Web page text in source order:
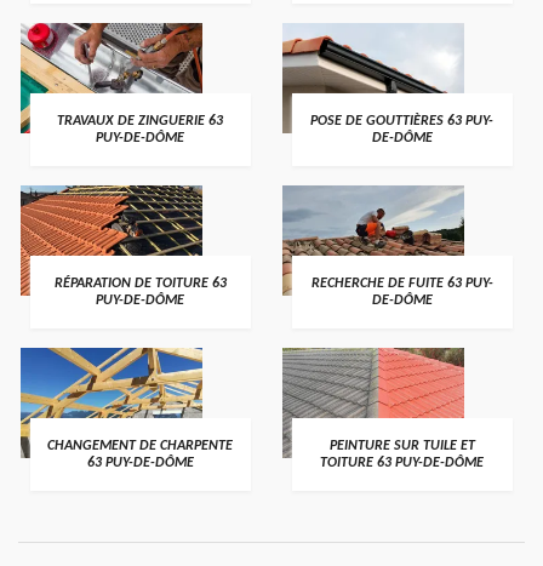
TRAVAUX DE ZINGUERIE 63
PUY-DE-DÔME
POSE DE GOUTTIÈRES 63 PUY-
DE-DÔME
RÉPARATION DE TOITURE 63
PUY-DE-DÔME
RECHERCHE DE FUITE 63 PUY-
DE-DÔME
CHANGEMENT DE CHARPENTE
63 PUY-DE-DÔME
PEINTURE SUR TUILE ET
TOITURE 63 PUY-DE-DÔME